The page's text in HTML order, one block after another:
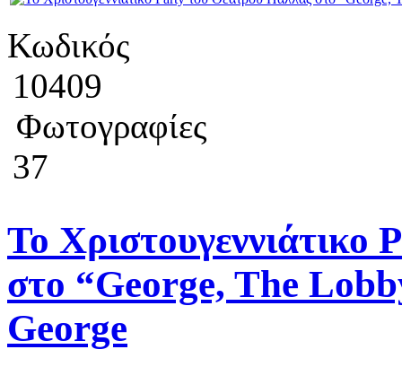
Κωδικός
10409
Φωτογραφίες
37
Το
στο “George, The
George